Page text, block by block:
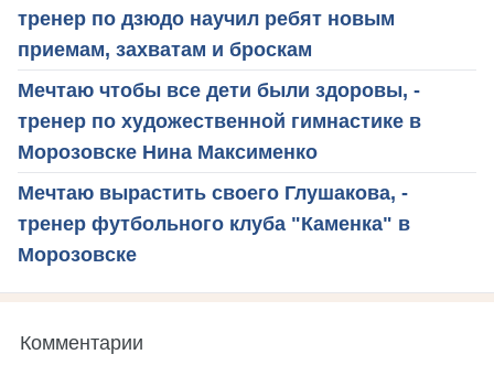
тренер по дзюдо научил ребят новым
приемам, захватам и броскам
Мечтаю чтобы все дети были здоровы, -
тренер по художественной гимнастике в
Морозовске Нина Максименко
Мечтаю вырастить своего Глушакова, -
тренер футбольного клуба "Каменка" в
Морозовске
Комментарии